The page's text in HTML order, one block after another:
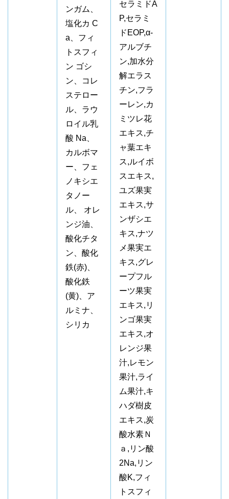
ンガム、
塩化カ C
a、フィ
トスフィ
ン ゴシ
ン、コレ
ステロー
ル、ラウ
ロイル乳
酸 Na、
カルボマ
ー、フェ
ノキシエ
タノー
ル、 オレ
ンジ油、
酸化チタ
ン、酸化
鉄(赤)、
酸化鉄
(黄)、ア
ルミナ、
シリカ
セラミドA
P,セラミ
ドEOP,α-
アルブチ
ン,加水分
解エラス
チン,フラ
ーレン,カ
ミツレ花
エキス,チ
ャ葉エキ
ス,ルイボ
スエキス,
ユズ果実
エキス,サ
ンザシエ
キス,ナツ
メ果実エ
キス,グレ
ープフル
ーツ果実
エキス,リ
ンゴ果実
エキス,オ
レンジ果
汁,レモン
果汁,ライ
ム果汁,キ
ハダ樹皮
エキス,炭
酸水素Ｎ
ａ,リン酸
2Na,リン
酸K,フィ
トスフィ